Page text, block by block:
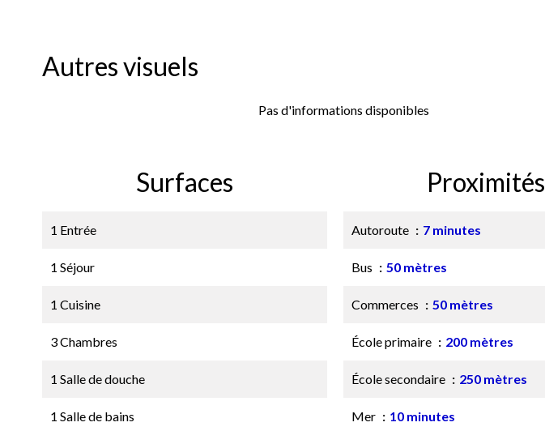
Autres visuels
Pas d'informations disponibles
Surfaces
1 Entrée
1 Séjour
1 Cuisine
3 Chambres
1 Salle de douche
1 Salle de bains
Proximités
Autoroute 7 minutes
Bus 50 mètres
Commerces 50 mètres
École primaire 200 mètres
École secondaire 250 mètres
Mer 10 minutes